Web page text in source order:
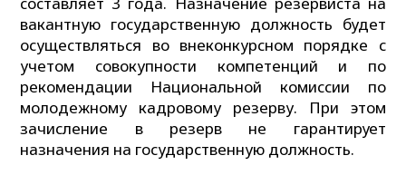
вакантную государственную должность будет
осуществляться во внеконкурсном порядке с
учетом совокупности компетенций и по
рекомендации Национальной комиссии по
молодежному кадровому резерву. При этом
зачисление в резерв не гарантирует
назначения на государственную должность.